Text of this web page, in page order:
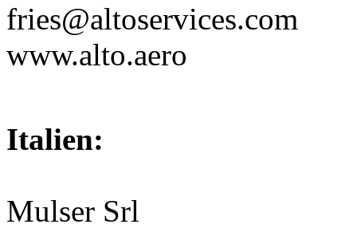
fries@altoservices.com
www.alto.aero
Italien:
Mulser Srl